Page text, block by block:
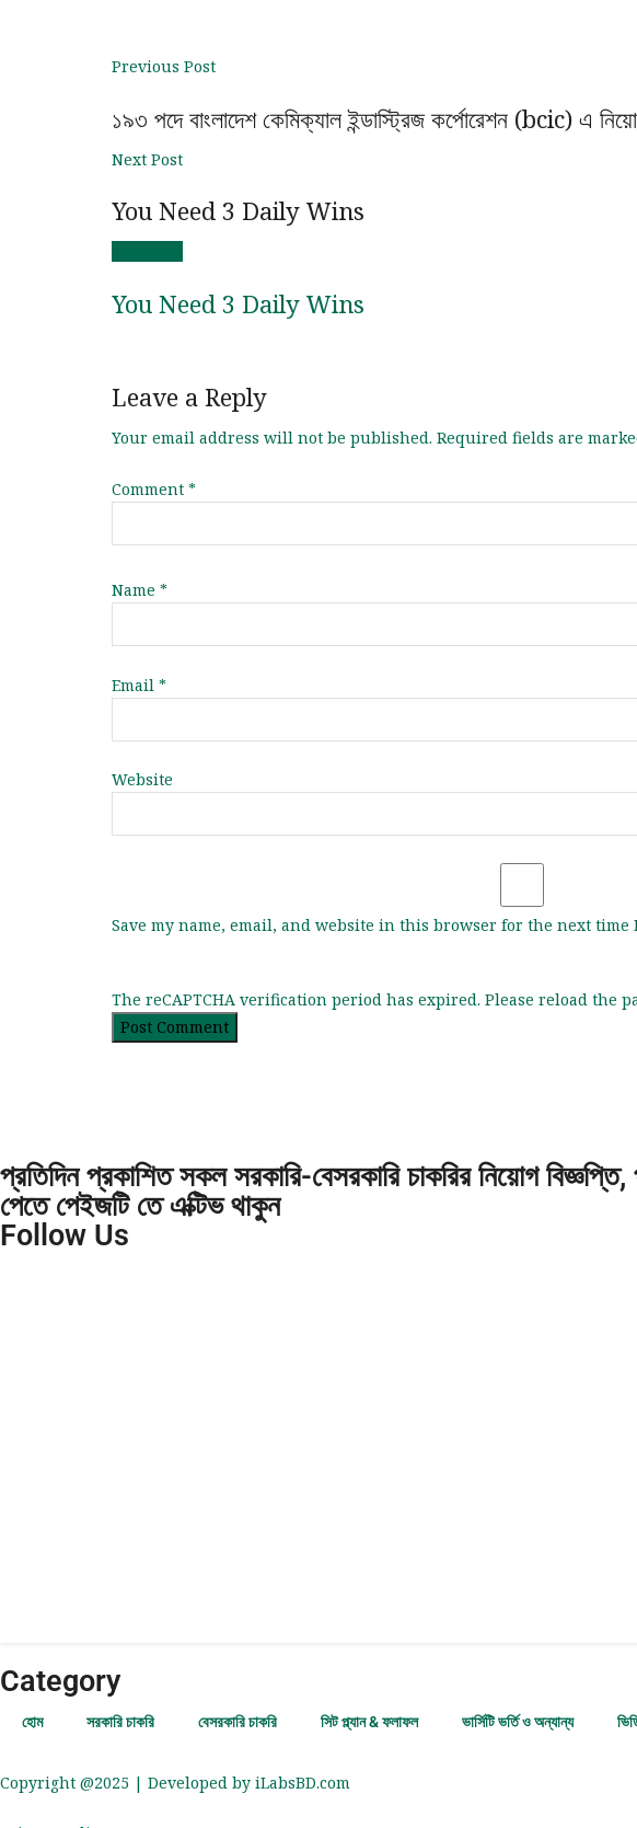
Previous Post
১৯৩ পদে বাংলাদেশ কেমিক্যাল ইন্ডাস্ট্রিজ কর্পোরেশন (bcic) এ
Next Post
You Need 3 Daily Wins
You Need 3 Daily Wins
Leave a Reply
Your email address will not be published. Required fields are
Comment *
Name *
Email *
Website
Save my name, email, and website in this browser for the next time
The reCAPTCHA verification period has expired. Please reload the
প্রতিদিন প্রকাশিত সকল সরকারি-বেসরকারি চাকরির নিয়োগ
পেতে পেইজটি তে এক্টিভ থাকুন
Follow Us
Category
হোম সরকারি চাকরি বেসরকারি চাকরি সিট প্ল্যান & ফলাফল ভার্সিটি ভর্তি ও অন্যান্য
Copyright @2025 | Developed by iLabsBD.com